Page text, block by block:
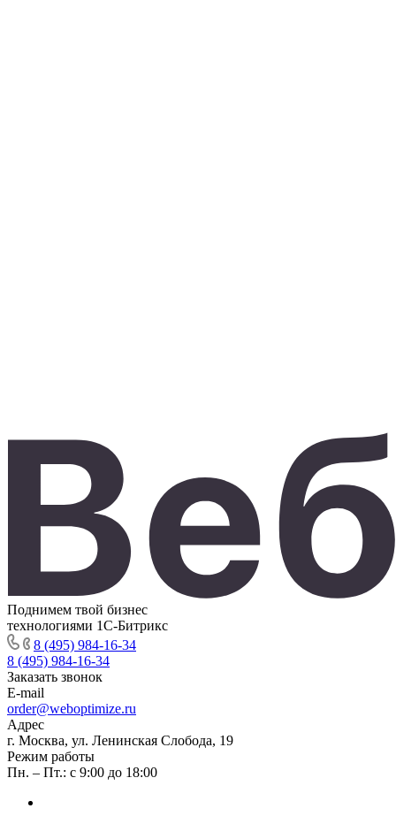
Поднимем твой бизнес
технологиями 1С-Битрикс
8 (495) 984-16-34
8 (495) 984-16-34
Заказать звонок
E-mail
order@weboptimize.ru
Адрес
г. Москва, ул. Ленинская Слобода, 19
Режим работы
Пн. – Пт.: с 9:00 до 18:00